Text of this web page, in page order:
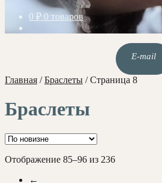
0 ₽ 0 товаров
E-mail
Главная /Браслеты /Страница 8
Браслеты
Отображение 85–96 из 236Сортировка:
←